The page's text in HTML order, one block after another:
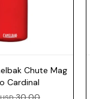
Chute Mag
Cardinal